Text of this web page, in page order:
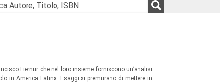
Liernur che nel loro insieme forniscono un’analisi
in America Latina. I saggi si premurano di mettere in